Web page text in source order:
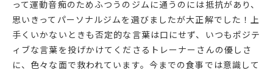
って運動音痴のためふつうのジムに通うのには抵抗があり、
思いきってパーソナルジムを選びましたが大正解でした！上
手くいかないときも否定的な言葉は口にせず、いつもポジテ
ィブな言葉を投げかけてくださるトレーナーさんの優しさ
に、色々な面で救われています。今までの食事では意識して